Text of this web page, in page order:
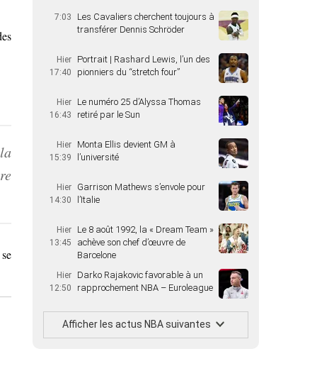
7:03
Les Cavaliers cherchent toujours à
transférer Dennis Schröder
Hier
17:40
Portrait | Rashard Lewis, l’un des
pionniers du “stretch four”
Hier
16:43
Le numéro 25 d’Alyssa Thomas
retiré par le Sun
Hier
15:39
Monta Ellis devient GM à
l’université
Hier
14:30
Garrison Mathews s’envole pour
l’Italie
Hier
13:45
Le 8 août 1992, la « Dream Team »
achève son chef d’œuvre de
Barcelone
Hier
12:50
Darko Rajakovic favorable à un
rapprochement NBA – Euroleague
Afficher les actus NBA suivantes